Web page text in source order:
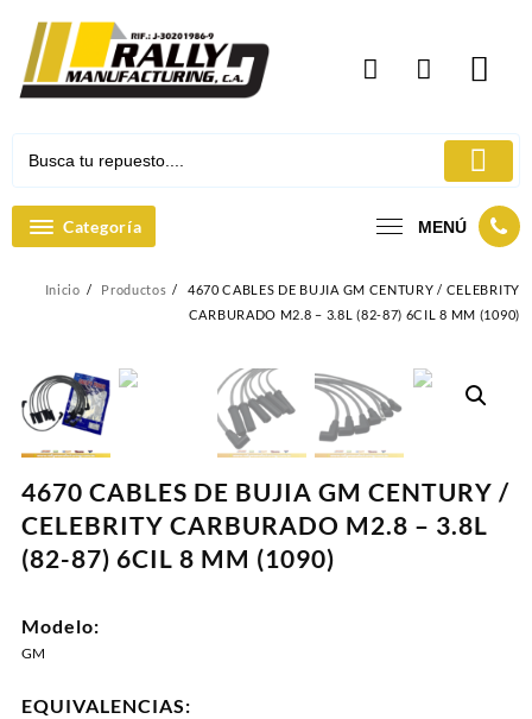
contenido
Categoría MENÚ
Inicio Productos
4670 CABLES DE BUJIA GM CENTURY / CELEBRITY
CARBURADO M2.8 – 3.8L (82-87) 6CIL 8 MM (1090)
4670 CABLES DE BUJIA GM CENTURY /
CELEBRITY CARBURADO M2.8 – 3.8L
(82-87) 6CIL 8 MM (1090)
Modelo:
GM
EQUIVALENCIAS: